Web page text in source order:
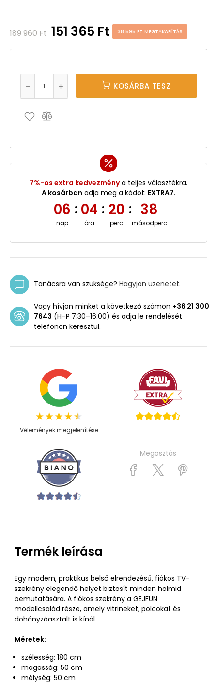
189 960 Ft 151 365 Ft 38 595 FT MEGTAKARÍTÁS
KOSÁRBA TESZ
7%-os extra kedvezménya teljes választékra.
A kosárban adja meg a kódot: EXTRA7.
06
nap
: 04
óra
: 20
perc
: 38
másodperc
Tanácsra van szüksége? Hagyjon üzenetet.
Vagy hívjon minket a következő számon +36 21 300
7643 (H–P 7:30–16:00) és adja le rendelését
telefonon keresztül.
Vélemények megjelenítése
Megosztás
Termék leírása
Egy modern, praktikus belső elrendezésű, fiókos TV-
szekrény elegendő helyet biztosít minden holmid
bemutatására. A fiókos szekrény a GEJFUN
modellcsalád része, amely vitrineket, polcokat és
dohányzóasztalt is kínál.
Méretek:
szélesség: 180 cm
magasság: 50 cm
mélység: 50 cm